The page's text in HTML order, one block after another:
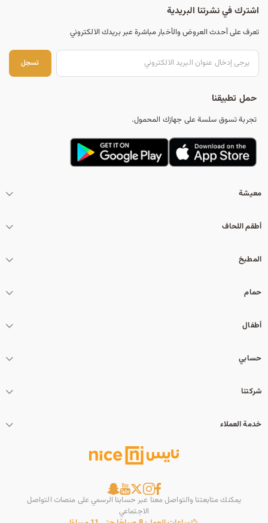
اشترك في نشرتنا البريدية
تعرف على أحدث العروض والأخبار مباشرة عبر بريدك الالكتروني
تسجل
حمل تطبيقنا
تجربة تسوق سلسة على جهازك المحمول.
معيشة
أطقم اللحاف
المطبخ
حمام
أطفال
حسابي
شركتنا
خدمة العملاء
يمكنك متابعتنا والتواصل معنا عبر حسابنا الرسمي على منصات التواصل
الاجتماعي